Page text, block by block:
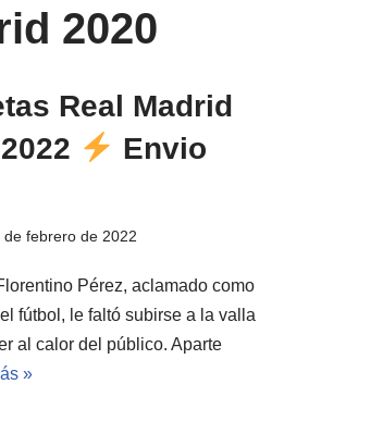
2020
Real Madrid
Envio
de febrero de 2022
Pérez, aclamado como
fútbol, le faltó subirse a la valla
al calor del público. Aparte
»